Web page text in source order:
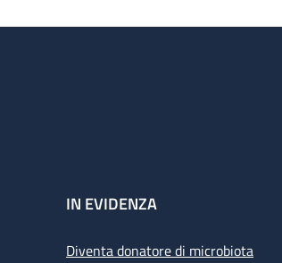
IN EVIDENZA
Diventa donatore di microbiota